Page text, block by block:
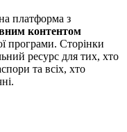
платформа з
контентом
програми. Сторінки
ресурс для тих, хто
та всіх, хто